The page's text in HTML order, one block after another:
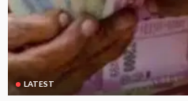
LATEST